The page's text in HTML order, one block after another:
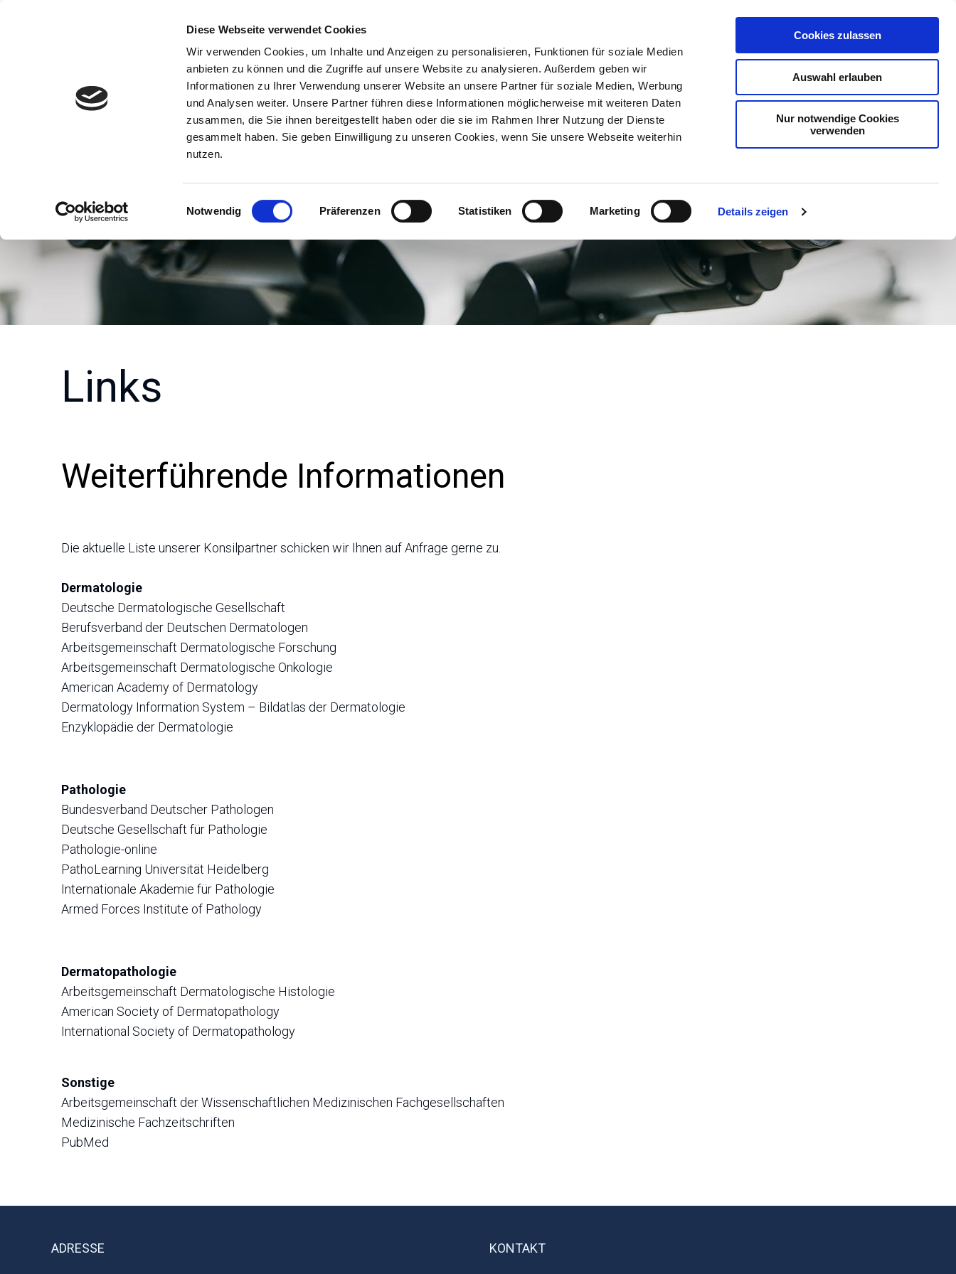
Diese Webseite verwendet Cookies
Wir verwenden Cookies, um Inhalte und Anzeigen zu personalisieren, Funktionen für soziale Medien
anbieten zu können und die Zugriffe auf unsere Website zu analysieren. Außerdem geben wir
Informationen zu Ihrer Verwendung unserer Website an unsere Partner für soziale Medien, Werbung
und Analysen weiter. Unsere Partner führen diese Informationen möglicherweise mit weiteren Daten
zusammen, die Sie ihnen bereitgestellt haben oder die sie im Rahmen Ihrer Nutzung der Dienste
gesammelt haben. Sie geben Einwilligung zu unseren Cookies, wenn Sie unsere Webseite weiterhin
nutzen.
Einwilligungsauswahl
Notwendig Präferenzen Statistiken Marketing Details zeigen
Cookies zulassen
Auswahl erlauben
Nur notwendige Cookies
verwenden
PATIENTENINFORMATION KONTAKT
Links
Weiterführende Informationen
Die aktuelle Liste unserer Konsilpartner schicken wir Ihnen auf Anfrage gerne zu.
Dermatologie
Deutsche Dermatologische Gesellschaft
Berufsverband der Deutschen Dermatologen
Arbeitsgemeinschaft Dermatologische Forschung
Arbeitsgemeinschaft Dermatologische Onkologie
American Academy of Dermatology
Dermatology Information System – Bildatlas der Dermatologie
Enzyklopädie der Dermatologie
Pathologie
Bundesverband Deutscher Pathologen
Deutsche Gesellschaft für Pathologie
Pathologie-online
PathoLearning Universität Heidelberg
Internationale Akademie für Pathologie
Armed Forces Institute of Pathology
Dermatopathologie
Arbeitsgemeinschaft Dermatologische Histologie
American Society of Dermatopathology
International Society of Dermatopathology
Sonstige
Arbeitsgemeinschaft der Wissenschaftlichen Medizinischen Fachgesellschaften
Medizinische Fachzeitschriften
PubMed
ADRESSE KONTAKT